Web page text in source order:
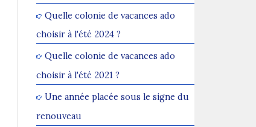
Quelle colonie de vacances ado
choisir à l'été 2024 ?
Quelle colonie de vacances ado
choisir à l'été 2021 ?
Une année placée sous le signe du
renouveau